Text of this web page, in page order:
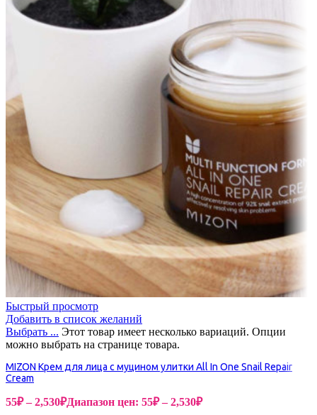
Быстрый просмотр
Добавить в список желаний
Выбрать ... Этот товар имеет несколько вариаций. Опции
можно выбрать на странице товара.
MIZON Крем для лица с муцином улитки All In One Snail Repair
Cream
55₽ – 2,530₽Диапазон цен: 55₽ – 2,530₽